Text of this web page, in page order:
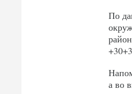
По
а во